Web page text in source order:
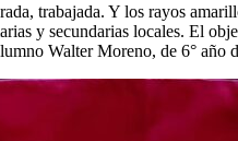
trabajada. Y los rayos
y secundarias locales. El
Walter Moreno, de 6°